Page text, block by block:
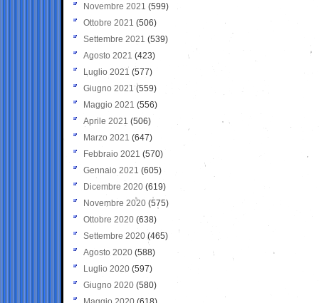
Novembre 2021 (599)
Ottobre 2021 (506)
Settembre 2021 (539)
Agosto 2021 (423)
Luglio 2021 (577)
Giugno 2021(559)
Maggio 2021 (556)
Aprile 2021 (506)
Marzo 2021 (647)
Febbraio 2021 (570)
Gennaio 2021 (605)
Dicembre 2020 (619)
Novembre 2020 (575)
Ottobre 2020 (638)
Settembre 2020(465)
Agosto 2020 (588)
Luglio 2020 (597)
Giugno 2020 (580)